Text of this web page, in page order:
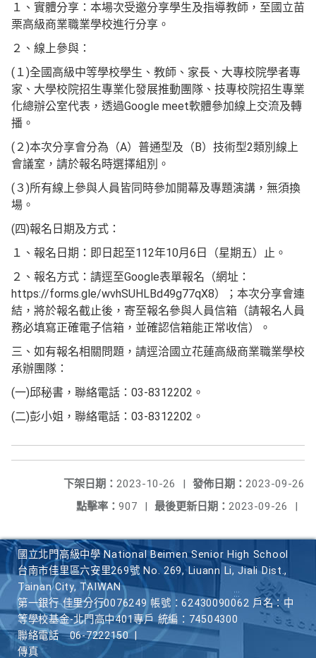
１、實體分享：本場次受邀分享學生及指導教師，至國立苗
栗高級商業職業學校進行分享。
２、線上參與：
(１)全國高級中等學校學生、教師、家長、大專校院學者專
家、大學校院招生專業化發展推動團隊、技專校院招生專業
化總辦公室代表，透過Google meet軟體參加線上交流及轉
播。
(２)本次分享會分為（A）普通型及（B）技術型2類別線上
會議室，請於報名時選擇組別。
(３)所有線上參與人員皆同時參加開幕及專題演講，無須換
場。
(四)報名日期及方式：
１、報名日期：即日起至112年10月6日（星期五）止。
２、報名方式：請逕至Google表單報名（網址：
https://forms.gle/wvhSUHLBd49g77qX8）；本次分享會連
結，將於報名截止後，寄至報名參與人員信箱（請報名人員
務必填寫正確電子信箱，並確認信箱能正常收信）。
三、如有報名相關問題，請逕洽國立花蓮高級商業職業學校
承辦團隊：
(一)邱秘書，聯絡電話：03-8312202。
(二)彭小姐，聯絡電話：03-8312202。
發佈日期： 2023-09-26
下架日期： 2023-10-26
|
最後更新日期： 2023-09-26 |
點擊率： 907 |
國立北門高級中學 National Beimen Senior High School
台南市佳里區六安里269號 No. 269, Liuann Li, Jiali Dist.,
Tainan City, TAIWAN
第一銀行 佳里分行0076249 帳號：62430090062 戶名：中
等學校基金-北門高中401專戶 統編：74504300
聯絡電話
06-7222150
傳真